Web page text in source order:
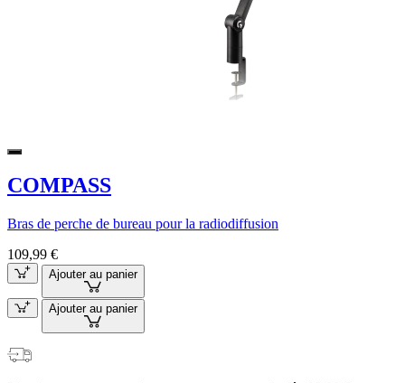
COMPASS
Bras de perche de bureau pour la radiodiffusion
109,99 €
Ajouter au panier
Ajouter au panier